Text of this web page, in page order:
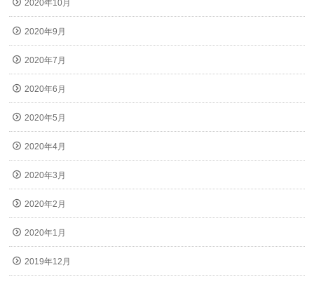
2020年10月
2020年9月
2020年7月
2020年6月
2020年5月
2020年4月
2020年3月
2020年2月
2020年1月
2019年12月